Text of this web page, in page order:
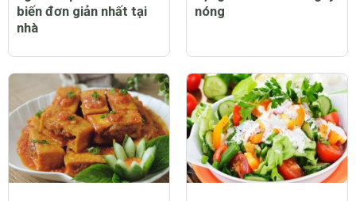
biến đơn giản nhất tại
nhà
nóng